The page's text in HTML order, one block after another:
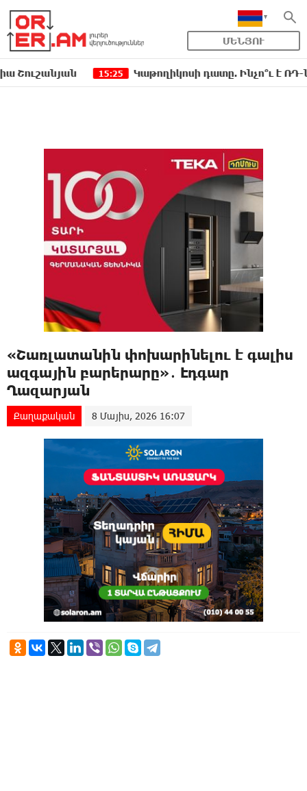
ՄԵՆՅՈՒ
15:25 Կաթողիկոսի դատը. Ինչո՞ւ է ՌԴ-ն
«Շառլատանին փոխարինելու է գալիս
ազգային բարերարը»․ Էդգար
Ղազարյան
Քաղաքական 8 Մայիս, 2026 16:07